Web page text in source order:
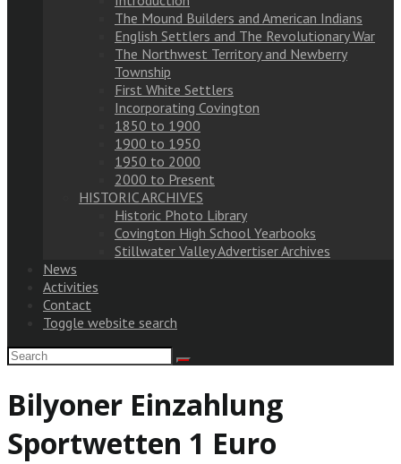
The Mound Builders and American Indians
English Settlers and The Revolutionary War
The Northwest Territory and Newberry
Township
First White Settlers
Incorporating Covington
1850 to 1900
1900 to 1950
1950 to 2000
2000 to Present
HISTORIC ARCHIVES
Historic Photo Library
Covington High School Yearbooks
Stillwater Valley Advertiser Archives
News
Activities
Contact
Toggle website search
Bilyoner Einzahlung
Sportwetten 1 Euro